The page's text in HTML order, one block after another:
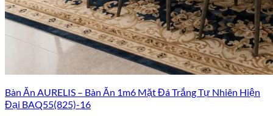
Bàn Ăn AURELIS – Bàn Ăn 1m6 Mặt Đá Trắng Tự Nhiên Hiện
Đại BAQ55(825)-16